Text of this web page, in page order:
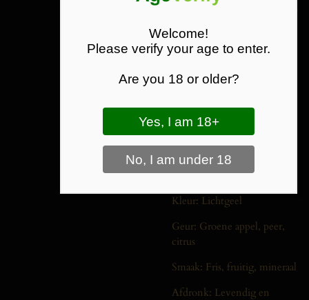
frisse witte wijn of wil je een
uitstekende prijs-
kwaliteitverhouding? Dan is
Grigio uit Moldavië een
Belangrijkste kenmerken:
Herkomst: Moldavië
Druif: Pinot Grigio
Kleur: Lichtgeel
Geur: Groene appel, peer,
citrus
Smaak: Fris, fruitig, mineraal
Afdronk: Levendig en
Welcome!
Please verify your age to enter.
Are you 18 or older?